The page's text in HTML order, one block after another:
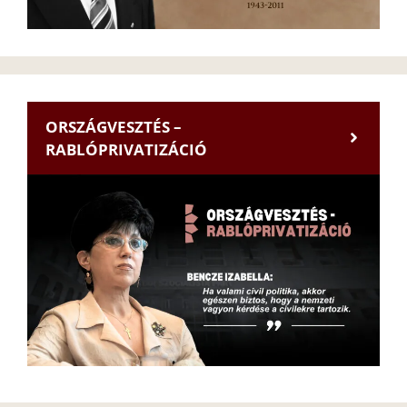
ORSZÁGVESZTÉS –
RABLÓPRIVATIZÁCIÓ